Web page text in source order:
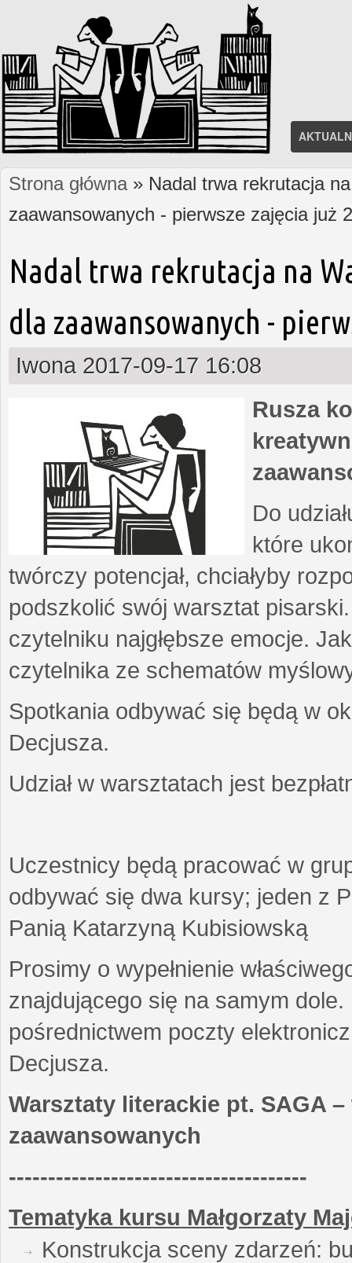
Jesteś tutaj
Strona główna» Nadal trwa rekrutacja
zaawansowanych - pierwsze zajęcia już
Nadal trwa rekrutacja na
dla zaawansowanych -
Iwona 2017-09-17 16:08
Rusza
Do
które
twórczy potencjał, chciałyby
podszkolić swój warsztat
czytelniku najgłębsze emocje.
czytelnika ze schematów
Spotkania odbywać się będą w
Decjusza.
Udział w warsztatach jest
Uczestnicy będą pracować w
odbywać się dwa kursy; jeden z
Panią Katarzyną Kubisiowską
Prosimy o wypełnienie
znajdującego się na samym
pośrednictwem poczty
Decjusza.
Warsztaty literackie pt. SAGA
zaawansowanych
--------------------------------------
Tematyka kursu Małgorzaty
Konstrukcja sceny zdarzeń: